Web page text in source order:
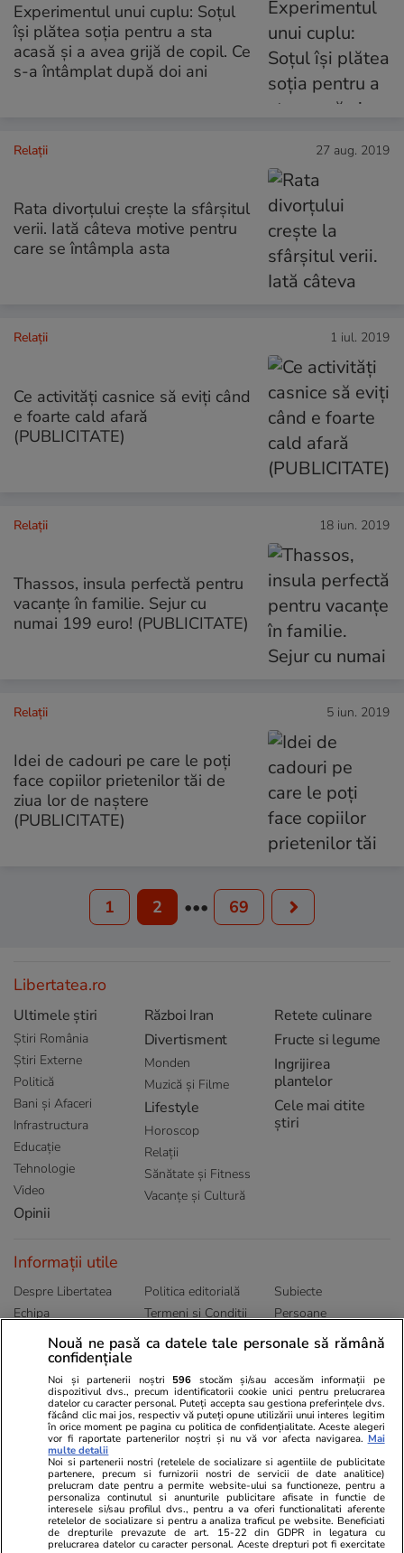
Experimentul unui cuplu: Soțul
își plătea soția pentru a sta
acasă și a avea grijă de copil. Ce
s-a întâmplat după doi ani
Relații 27 aug. 2019
Rata divorțului crește la sfârșitul
verii. Iată câteva motive pentru
care se întâmpla asta
Relații 1 iul. 2019
Ce activități casnice să eviți când
e foarte cald afară
(PUBLICITATE)
Relații 18 iun. 2019
Thassos, insula perfectă pentru
vacanțe în familie. Sejur cu
numai 199 euro! (PUBLICITATE)
Relații 5 iun. 2019
Idei de cadouri pe care le poți
face copiilor prietenilor tăi de
ziua lor de naștere
(PUBLICITATE)
1 2 ••• 69
Libertatea.ro
Ultimele știri
Știri România
Știri Externe
Politică
Bani și Afaceri
Infrastructura
Educație
Tehnologie
Video
Opinii
Război Iran
Divertisment
Monden
Muzică și Filme
Lifestyle
Horoscop
Relații
Sănătate și Fitness
Vacanțe și Cultură
Retete culinare
Fructe si legume
Ingrijirea
plantelor
Cele mai citite
știri
Informații utile
Despre Libertatea
Echipa
Publicitate
Politica de
Politica editorială
Termeni și Conditii
Abonamente
Subiecte
Persoane
Sitemap
Ringier România
Libertatea pentru
Unica.ro
Program TV
Avantaje
ELLE
Gazeta Sporturilor
Stiri mondene
Calculator sarcina
Ajută Copiii
Locuri de muncă
Imobiliare.ro
Jobradar24
Imoradar24
Colecții Libertatea
Nouă ne pasă ca datele tale personale să rămână
confidențiale
Noi și partenerii noștri 596 stocăm și/sau accesăm informații pe
dispozitivul dvs., precum identificatorii cookie unici pentru prelucrarea
datelor cu caracter personal. Puteți accepta sau gestiona preferințele dvs.
făcând clic mai jos, respectiv vă puteți opune utilizării unui interes legitim
în orice moment pe pagina cu politica de confidențialitate. Aceste alegeri
vor fi raportate partenerilor noștri și nu vă vor afecta navigarea. Mai
multe detalii
Noi si partenerii nostri (retelele de socializare si agentiile de publicitate
partenere, precum si furnizorii nostri de servicii de date analitice)
prelucram date pentru a permite website-ului sa functioneze, pentru a
personaliza continutul si anunturile publicitare afisate in functie de
interesele si/sau profilul dvs., pentru a va oferi functionalitati aferente
retelelor de socializare si pentru a analiza traficul pe website. Beneficiati
de drepturile prevazute de art. 15-22 din GDPR in legatura cu
prelucrarea datelor cu caracter personal. Aceste drepturi pot fi exercitate